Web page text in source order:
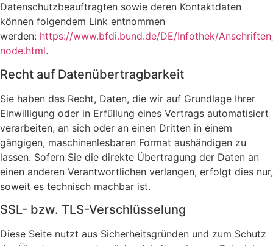
Datenschutzbeauftragten sowie deren Kontaktdaten
können folgendem Link entnommen
werden: https://www.bfdi.bund.de/DE/Infothek/
node.html.
Recht auf Datenübertragbarkeit
Sie haben das Recht, Daten, die wir auf Grundlage Ihrer
Einwilligung oder in Erfüllung eines Vertrags automatisiert
verarbeiten, an sich oder an einen Dritten in einem
gängigen, maschinenlesbaren Format aushändigen zu
lassen. Sofern Sie die direkte Übertragung der Daten an
einen anderen Verantwortlichen verlangen, erfolgt dies nur,
soweit es technisch machbar ist.
SSL- bzw. TLS-Verschlüsselung
Diese Seite nutzt aus Sicherheitsgründen und zum Schutz